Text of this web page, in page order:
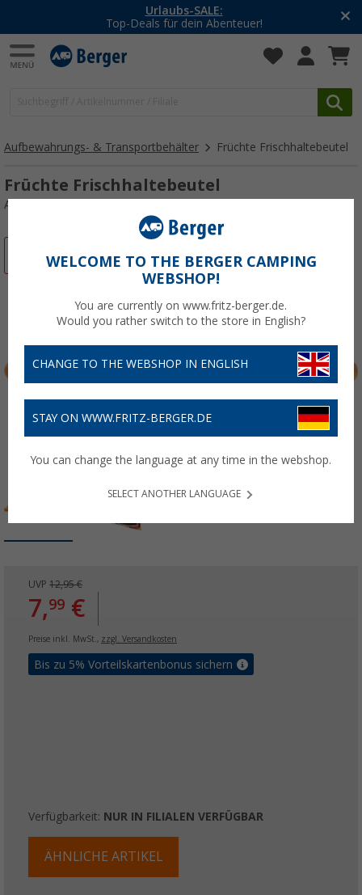
Urlaubs-SALE:
Top-Deals für dein Abenteuer!
Aufbewahrungs- & Transportbehälter Früchte Frischhaltebeutel
Früchte Frischhaltebeutel
Art.-Nr.: 489870
UVP 12,95 €
7,99 €
Preise inkl. MwSt., zzgl. Versandkosten
Bis zu 5% Vorteilskartenbonus sichern
Verfügbarkeit: NUR IN FILIALEN VERFÜGBAR
ÄHNLICHE ARTIKEL
WELCOME TO THE BERGER CAMPING
WEBSHOP!
You are currently on www.fritz-berger.de.
Would you rather switch to the store in English?
CHANGE TO THE WEBSHOP IN ENGLISH
STAY ON WWW.FRITZ-BERGER.DE
You can change the language at any time in the webshop.
SELECT ANOTHER LANGUAGE